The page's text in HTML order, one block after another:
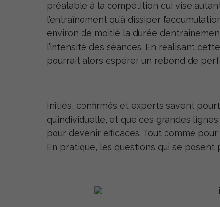
préalable à la compétition qui vise
l’entraînement qu’à dissiper
environ de moitié la durée
l’intensité des séances. En réalisant
pourrait alors espérer un rebond de
Initiés, confirmés et experts savent
qu’individuelle, et que ces grandes
pour devenir efficaces. Tout comme
En pratique, les questions qui se posent